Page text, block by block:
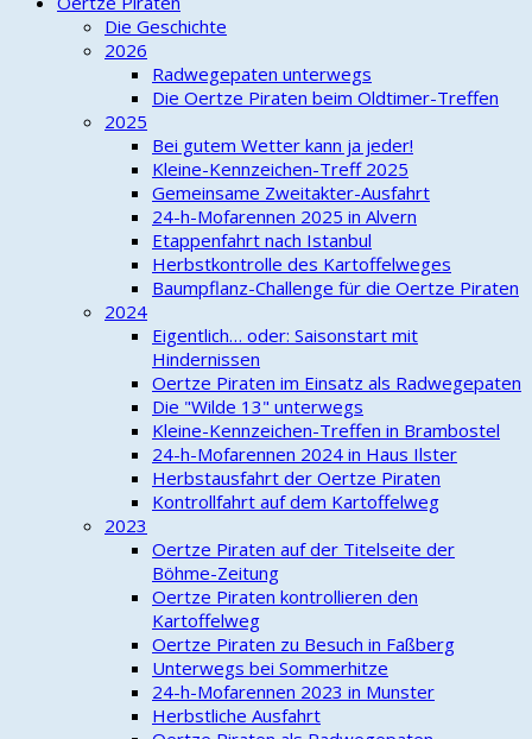
Die Geschichte
2026
Radwegepaten unterwegs
Die Oertze Piraten beim Oldtimer-Treffen
2025
Bei gutem Wetter kann ja jeder!
Kleine-Kennzeichen-Treff 2025
Gemeinsame Zweitakter-Ausfahrt
24-h-Mofarennen 2025 in Alvern
Etappenfahrt nach Istanbul
Herbstkontrolle des Kartoffelweges
Baumpflanz-Challenge für die Oertze Piraten
2024
Eigentlich… oder: Saisonstart mit
Hindernissen
Oertze Piraten im Einsatz als Radwegepaten
Die "Wilde 13" unterwegs
Kleine-Kennzeichen-Treffen in Brambostel
24-h-Mofarennen 2024 in Haus Ilster
Herbstausfahrt der Oertze Piraten
Kontrollfahrt auf dem Kartoffelweg
2023
Oertze Piraten auf der Titelseite der
Böhme-Zeitung
Oertze Piraten kontrollieren den
Kartoffelweg
Oertze Piraten zu Besuch in Faßberg
Unterwegs bei Sommerhitze
24-h-Mofarennen 2023 in Munster
Herbstliche Ausfahrt